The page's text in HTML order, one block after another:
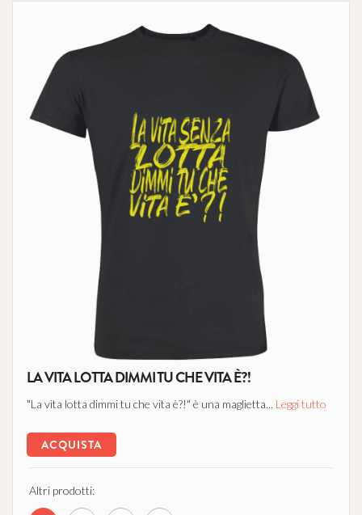
LA VITA LOTTA DIMMI TU CHE VITA È?!
"La vita lotta dimmi tu che vita è?!" è una maglietta... Leggi tutto
ACQUISTA
Altri prodotti: